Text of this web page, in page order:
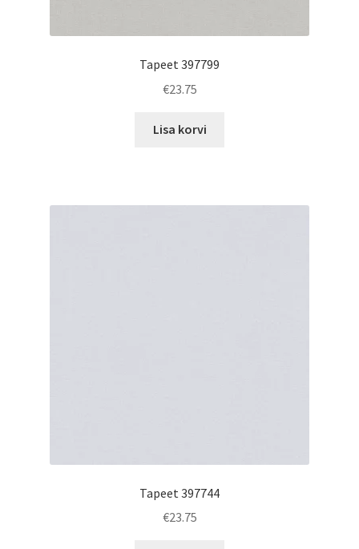
Tapeet 397799
€23.75
Lisa korvi
Tapeet 397744
€23.75